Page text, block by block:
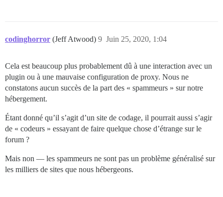
codinghorror (Jeff Atwood) Juin 25, 2020, 1:04
9
Cela est beaucoup plus probablement dû à une interaction avec un
plugin ou à une mauvaise configuration de proxy. Nous ne
constatons aucun succès de la part des « spammeurs » sur notre
hébergement.
Étant donné qu’il s’agit d’un site de codage, il pourrait aussi s’agir
de « codeurs » essayant de faire quelque chose d’étrange sur le
forum ?
Mais non — les spammeurs ne sont pas un problème généralisé sur
les milliers de sites que nous hébergeons.